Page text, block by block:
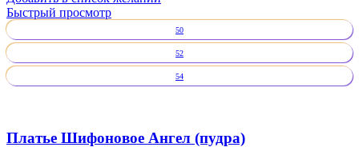
Быстрый просмотр
50
52
54
Платье Шифоновое Ангел (пудра)